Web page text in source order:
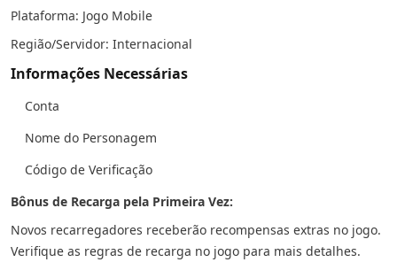
Plataforma: Jogo Mobile
Região/Servidor: Internacional
Informações Necessárias
Conta
Nome do Personagem
Código de Verificação
Bônus de Recarga pela Primeira Vez:
Novos recarregadores receberão recompensas extras no jogo.
Verifique as regras de recarga no jogo para mais detalhes.